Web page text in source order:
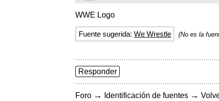
WWE Logo
Fuente sugerida: We Wrestle (No es la
Responder
Foro → Identificación de fuentes →